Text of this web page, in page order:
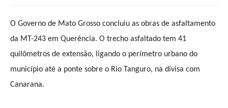
O Governo de Mato Grosso concluiu as obras de asfaltamento
da MT-243 em Querência. O trecho asfaltado tem 41
quilômetros de extensão, ligando o perímetro urbano do
município até a ponte sobre o Rio Tanguro, na divisa com
Canarana.